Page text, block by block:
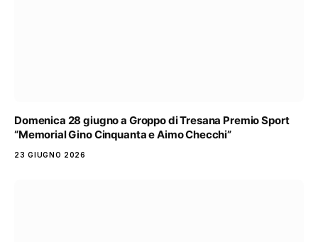
Domenica 28 giugno a Groppo di Tresana Premio Sport
“Memorial Gino Cinquanta e Aimo Checchi”
23 GIUGNO 2026